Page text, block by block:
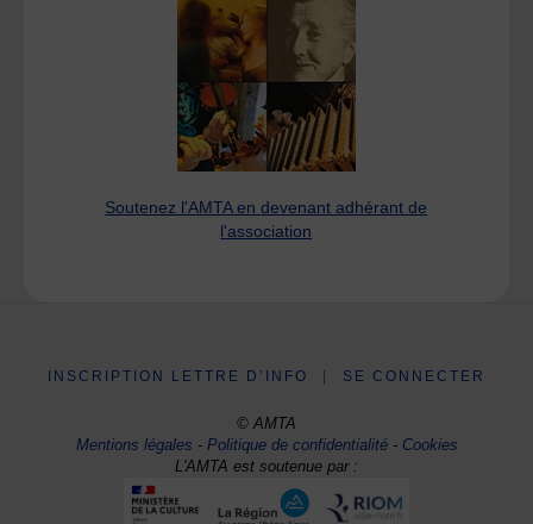
Soutenez l'AMTA en devenant adhérant de
l'association
INSCRIPTION LETTRE D’INFO SE CONNECTER
© AMTA
Mentions légales -Politique de confidentialité- Cookies
L'AMTA est soutenue par :